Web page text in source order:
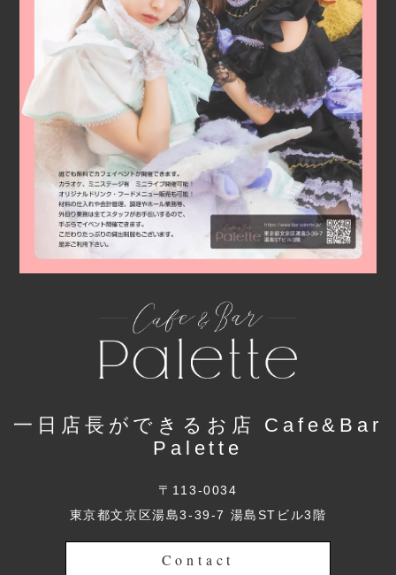
一日店長ができるお店 Cafe&Bar
Palette
〒113-0034
東京都文京区湯島3-39-7 湯島STビル3階
Contact